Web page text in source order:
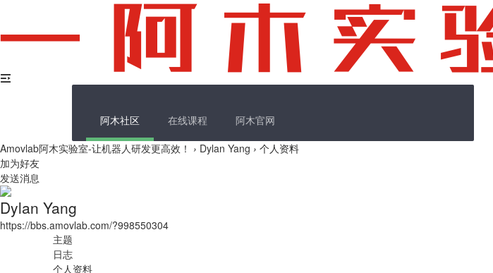
阿木社区 在线课程
阿木官网
Amovlab阿木实验室-让机器人研发更高效！ › Dylan Yang › 个人资料
加为好友
发送消息
Dylan Yang
https://bbs.amovlab.com/?998550304
主题
日志
个人资料